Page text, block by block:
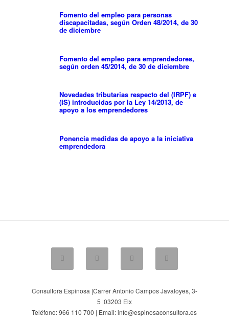
Fomento del empleo para personas
discapacitadas, según Orden 48/2014, de 30
de diciembre
Fomento del empleo para emprendedores,
según orden 45/2014, de 30 de diciembre
Novedades tributarias respecto del (IRPF) e
(IS) introducidas por la Ley 14/2013, de
apoyo a los emprendedores
Ponencia medidas de apoyo a la iniciativa
emprendedora
Consultora Espinosa |Carrer Antonio Campos Javaloyes, 3-
5 |03203 Elx
Teléfono: 966 110 700 | Email: info@espinosaconsultora.es